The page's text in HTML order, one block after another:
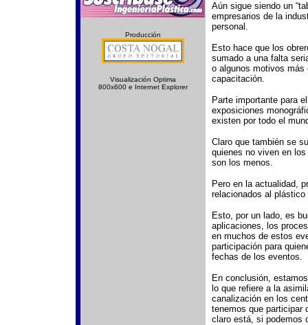
Producción
Visualización Optima
800x600 e Internet Explorer
Aún sigue siendo un
empresarios de la
personal.
Esto hace que los
sumado a una falta
o algunos motivos más
capacitación.
Parte importante para
exposiciones
existen por todo el
Claro que también se
quienes no viven en
son los menos.
Pero en la actualidad,
relacionados al
Esto, por un lado, es
aplicaciones, los
en muchos de estos
participación para
fechas de los eventos.
En conclusión,
lo que refiere a la
canalización en los
tenemos que participar
claro está, si podemos